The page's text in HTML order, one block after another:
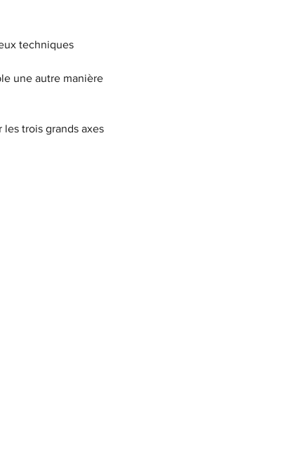
techniques
une autre manière
trois grands axes